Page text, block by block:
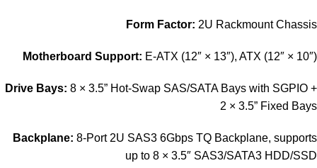
Form Factor: 2U Rackmount Chassis
Motherboard Support: E-ATX (12″ × 13″), ATX (12″ × 10″)
Drive Bays: 8 × 3.5” Hot-Swap SAS/SATA Bays with SGPIO +
2 × 3.5” Fixed Bays
Backplane: 8-Port 2U SAS3 6Gbps TQ Backplane, supports
up to 8 × 3.5″ SAS3/SATA3 HDD/SSD